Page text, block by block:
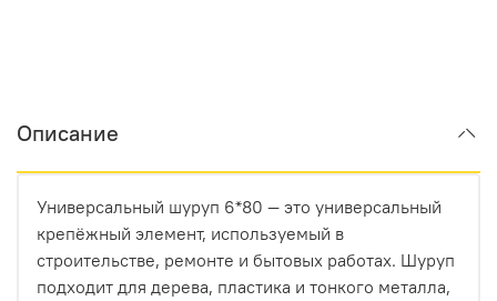
Описание
Универсальный шуруп 6*80 — это универсальный
крепёжный элемент, используемый в
строительстве, ремонте и бытовых работах. Шуруп
подходит для дерева, пластика и тонкого металла,